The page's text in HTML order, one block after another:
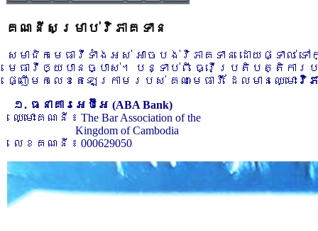
គណនីសម្រាប់វិភាគទាន
សមាជិកមេធាវីទាំងអស់ អាចបង់វិភាគទាន ដោយផ្ទាល់
មេធាវីឲ្យបានច្បាស់។ បន្ទាប់ពី ធ្វើប្រតិបត្តិកា
ផ្ញើមកលេខតេឡេក្រាមរបស់ គណៈមេធាវី ដែលមានឈ្មោះ វិភ
១. ធនាគារអេប៊ីអេ (ABA Bank)
ឈ្មោះគណនី ៖ The Bar Association of the
Kingdom of Cambodia
លេខគណនី ៖ 000629050